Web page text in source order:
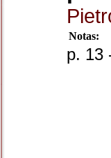
Notas:
p. 13